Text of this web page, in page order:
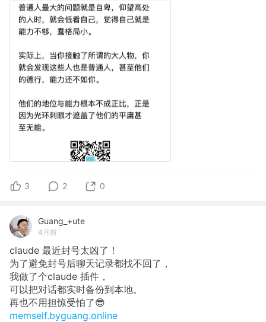
3 2 0
Guang_+ute
4月前
claude 最近封号太凶了！
为了避免封号后聊天记录都找不回了，
我做了个claude 插件，
可以把对话都实时备份到本地。
再也不用担惊受怕了😎
memself.byguang.online